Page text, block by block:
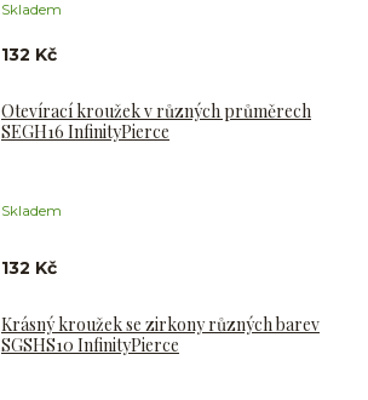
Skladem
132 Kč
Otevírací kroužek v různých průměrech
SEGH16 InfinityPierce
Skladem
132 Kč
Krásný kroužek se zirkony různých barev
SGSHS10 InfinityPierce